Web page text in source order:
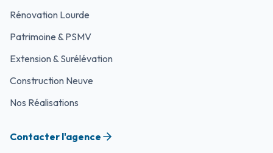
Rénovation Lourde
Patrimoine & PSMV
Extension & Surélévation
Construction Neuve
Nos Réalisations
Contacter l'agence